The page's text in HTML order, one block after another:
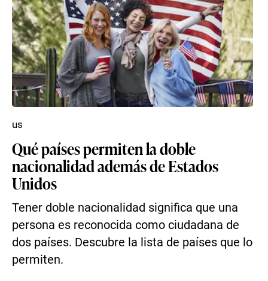
Qué países permiten la doble
nacionalidad además de Estados
Unidos
Tener doble nacionalidad significa que una
persona es reconocida como ciudadana de
dos países. Descubre la lista de países que lo
permiten.
us